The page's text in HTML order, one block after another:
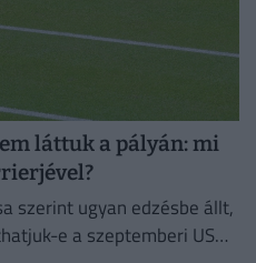
láttuk a pályán: mi
szerint ugyan edzésbe állt,
e a szeptemberi US